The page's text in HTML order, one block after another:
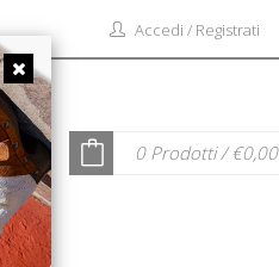
Accedi / Registrati
0Prodotti / €0,00